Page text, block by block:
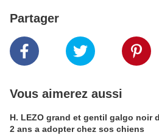
Partager
Vous aimerez aussi
H. LEZO grand et gentil galgo noir
2 ans a adopter chez sos chiens